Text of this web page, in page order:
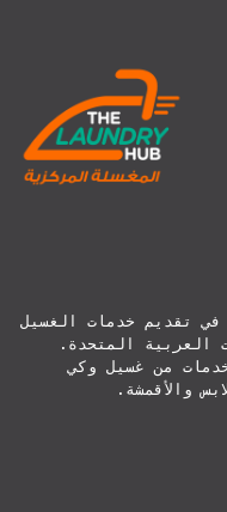
تقدم الشركة مجموعة كبيرة من الخدمات من غسيل وكي
والأقمشة.